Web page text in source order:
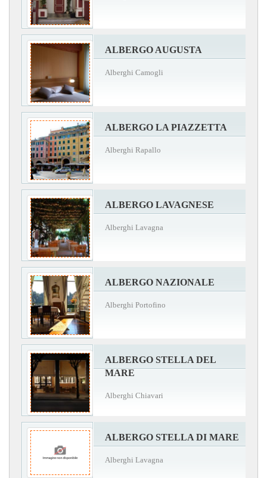
ALBERGO AUGUSTA
Alberghi Camogli
ALBERGO LA PIAZZETTA
Alberghi Rapallo
ALBERGO LAVAGNESE
Alberghi Lavagna
ALBERGO NAZIONALE
Alberghi Portofino
ALBERGO STELLA DEL
MARE
Alberghi Chiavari
ALBERGO STELLA DI MARE
Alberghi Lavagna